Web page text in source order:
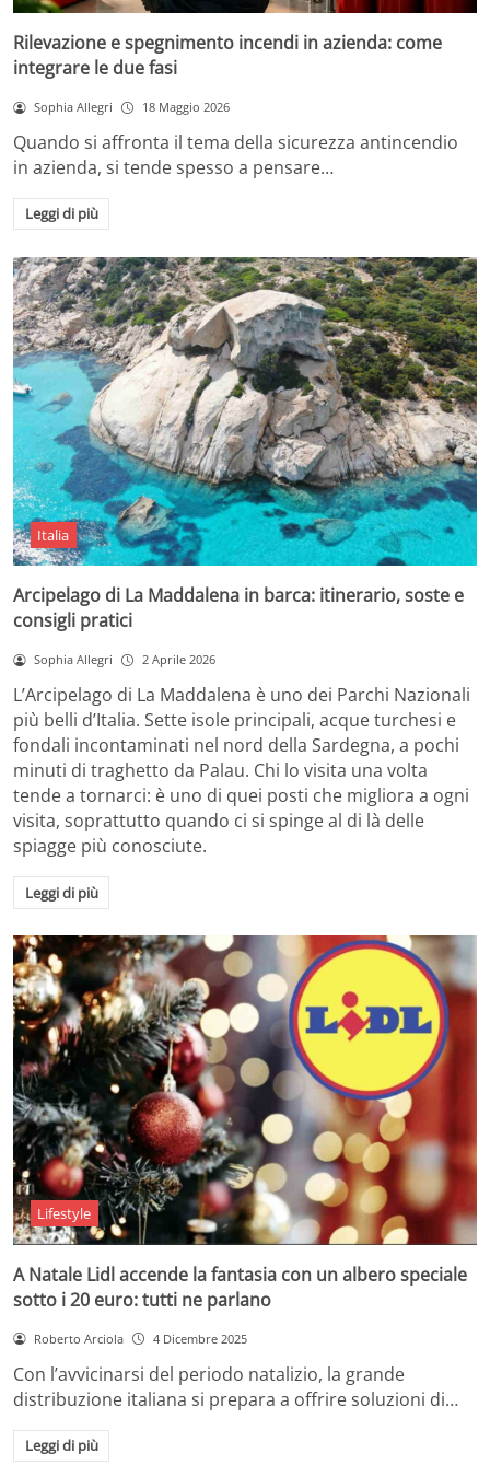
Rilevazione e spegnimento incendi in azienda: come
integrare le due fasi
Sophia Allegri 18 Maggio 2026
Quando si affronta il tema della sicurezza antincendio
in azienda, si tende spesso a pensare…
Leggi di più
Italia
Arcipelago di La Maddalena in barca: itinerario, soste e
consigli pratici
Sophia Allegri 2 Aprile 2026
L’Arcipelago di La Maddalena è uno dei Parchi Nazionali
più belli d’Italia. Sette isole principali, acque turchesi e
fondali incontaminati nel nord della Sardegna, a pochi
minuti di traghetto da Palau. Chi lo visita una volta
tende a tornarci: è uno di quei posti che migliora a ogni
visita, soprattutto quando ci si spinge al di là delle
spiagge più conosciute.
Leggi di più
Lifestyle
A Natale Lidl accende la fantasia con un albero speciale
sotto i 20 euro: tutti ne parlano
Roberto Arciola 4 Dicembre 2025
Con l’avvicinarsi del periodo natalizio, la grande
distribuzione italiana si prepara a offrire soluzioni di…
Leggi di più